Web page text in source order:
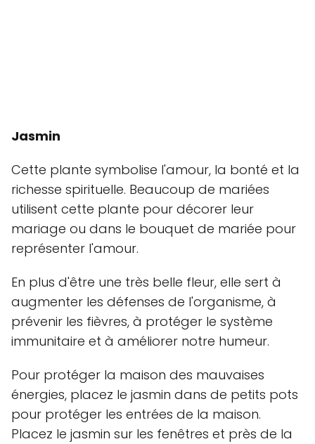
Jasmin
Cette plante symbolise l'amour, la bonté et la
richesse spirituelle. Beaucoup de mariées
utilisent cette plante pour décorer leur
mariage ou dans le bouquet de mariée pour
représenter l'amour.
En plus d'être une très belle fleur, elle sert à
augmenter les défenses de l'organisme, à
prévenir les fièvres, à protéger le système
immunitaire et à améliorer notre humeur.
Pour protéger la maison des mauvaises
énergies, placez le jasmin dans de petits pots
pour protéger les entrées de la maison.
Placez le jasmin sur les fenêtres et près de la